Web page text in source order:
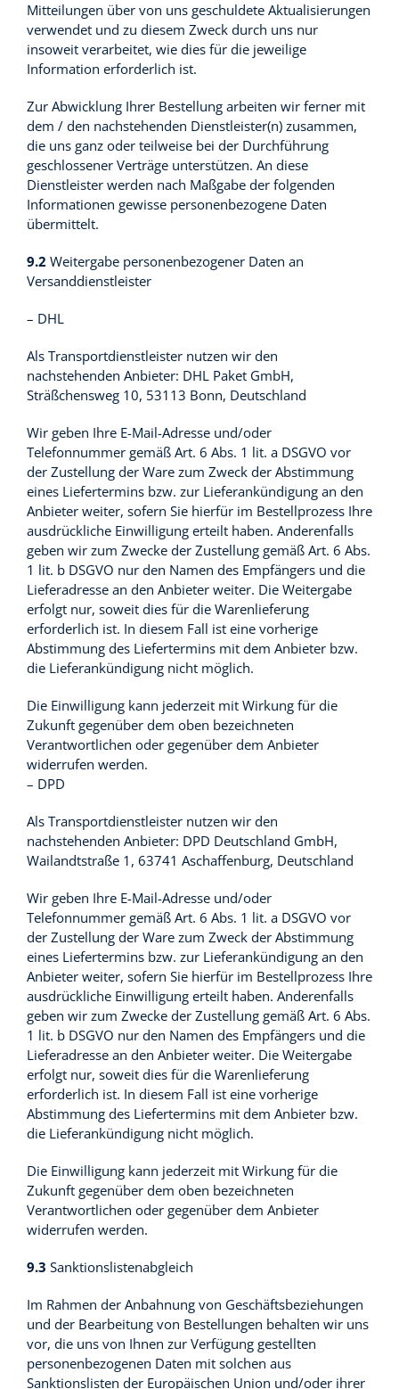
Mitteilungen über von uns geschuldete Aktualisierungen
verwendet und zu diesem Zweck durch uns nur
insoweit verarbeitet, wie dies für die jeweilige
Information erforderlich ist.
Zur Abwicklung Ihrer Bestellung arbeiten wir ferner mit
dem / den nachstehenden Dienstleister(n) zusammen,
die uns ganz oder teilweise bei der Durchführung
geschlossener Verträge unterstützen. An diese
Dienstleister werden nach Maßgabe der folgenden
Informationen gewisse personenbezogene Daten
übermittelt.
9.2Weitergabe personenbezogener Daten an
Versanddienstleister
– DHL
Als Transportdienstleister nutzen wir den
nachstehenden Anbieter: DHL Paket GmbH,
Sträßchensweg 10, 53113 Bonn, Deutschland
Wir geben Ihre E-Mail-Adresse und/oder
Telefonnummer gemäß Art. 6 Abs. 1 lit. a DSGVO vor
der Zustellung der Ware zum Zweck der Abstimmung
eines Liefertermins bzw. zur Lieferankündigung an den
Anbieter weiter, sofern Sie hierfür im Bestellprozess Ihre
ausdrückliche Einwilligung erteilt haben. Anderenfalls
geben wir zum Zwecke der Zustellung gemäß Art. 6 Abs.
1 lit. b DSGVO nur den Namen des Empfängers und die
Lieferadresse an den Anbieter weiter. Die Weitergabe
erfolgt nur, soweit dies für die Warenlieferung
erforderlich ist. In diesem Fall ist eine vorherige
Abstimmung des Liefertermins mit dem Anbieter bzw.
die Lieferankündigung nicht möglich.
Die Einwilligung kann jederzeit mit Wirkung für die
Zukunft gegenüber dem oben bezeichneten
Verantwortlichen oder gegenüber dem Anbieter
widerrufen werden.
– DPD
Als Transportdienstleister nutzen wir den
nachstehenden Anbieter: DPD Deutschland GmbH,
Wailandtstraße 1, 63741 Aschaffenburg, Deutschland
Wir geben Ihre E-Mail-Adresse und/oder
Telefonnummer gemäß Art. 6 Abs. 1 lit. a DSGVO vor
der Zustellung der Ware zum Zweck der Abstimmung
eines Liefertermins bzw. zur Lieferankündigung an den
Anbieter weiter, sofern Sie hierfür im Bestellprozess Ihre
ausdrückliche Einwilligung erteilt haben. Anderenfalls
geben wir zum Zwecke der Zustellung gemäß Art. 6 Abs.
1 lit. b DSGVO nur den Namen des Empfängers und die
Lieferadresse an den Anbieter weiter. Die Weitergabe
erfolgt nur, soweit dies für die Warenlieferung
erforderlich ist. In diesem Fall ist eine vorherige
Abstimmung des Liefertermins mit dem Anbieter bzw.
die Lieferankündigung nicht möglich.
Die Einwilligung kann jederzeit mit Wirkung für die
Zukunft gegenüber dem oben bezeichneten
Verantwortlichen oder gegenüber dem Anbieter
widerrufen werden.
9.3 Sanktionslistenabgleich
Im Rahmen der Anbahnung von Geschäftsbeziehungen
und der Bearbeitung von Bestellungen behalten wir uns
vor, die uns von Ihnen zur Verfügung gestellten
personenbezogenen Daten mit solchen aus
Sanktionslisten der Europäischen Union und/oder ihrer